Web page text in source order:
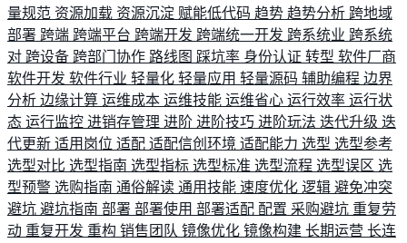
量规范 资源加载 资源沉淀 赋能低代码 趋势 趋势分析 跨地域
部署 跨端 跨端平台 跨端开发 跨端统一开发 跨系统业 跨系统
对 跨设备 跨部门协作 路线图 踩坑率 身份认证 转型 软件厂商
软件开发 软件行业 轻量化 轻量应用 轻量源码 辅助编程 边界
分析 边缘计算 运维成本 运维技能 运维省心 运行效率 运行状
态 运行监控 进销存管理 进阶 进阶技巧 进阶玩法 迭代升级 迭
代更新 适用岗位 适配 适配信创环境 适配能力 选型 选型参考
选型对比 选型指南 选型指标 选型标准 选型流程 选型误区 选
型预警 选购指南 通俗解读 通用技能 速度优化 逻辑 避免冲突
避坑 避坑指南 部署 部署使用 部署适配 配置 采购避坑 重复劳
动 重复开发 重构 销售团队 镜像优化 镜像构建 长期运营 长连